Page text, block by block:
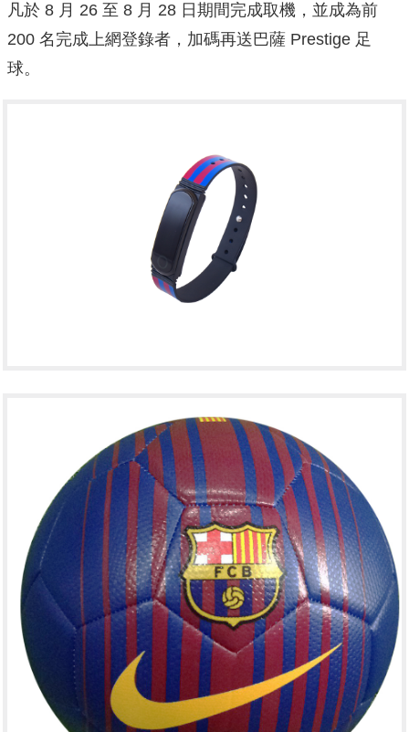
凡於 8 月 26 至 8 月 28 日期間完成取機，並成為前
200 名完成上網登錄者，加碼再送巴薩 Prestige 足
球。